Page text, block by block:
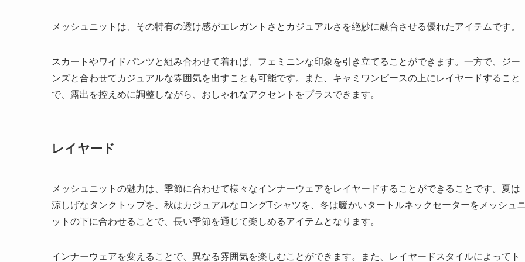
メッシュニットは、その特有の透け感がエレガントさとカジュアルさを絶妙に融合させる優れたアイテムです。
スカートやワイドパンツと組み合わせて着れば、フェミニンな印象を引き立てることができます。一方で、ジー
ンズと合わせてカジュアルな雰囲気を出すことも可能です。また、キャミワンピースの上にレイヤードすること
で、露出を控えめに調整しながら、おしゃれなアクセントをプラスできます。
レイヤード
メッシュニットの魅力は、季節に合わせて様々なインナーウェアをレイヤードすることができることです。夏は
涼しげなタンクトップを、秋はカジュアルなロングTシャツを、冬は暖かいタートルネックセーターをメッシュ
ットの下に合わせることで、長い季節を通じて楽しめるアイテムとなります。
インナーウェアを変えることで、異なる雰囲気を楽しむことができます。また、レイヤードスタイルによってト